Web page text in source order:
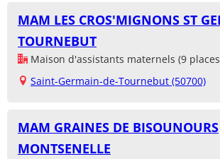
MAM LES CROS'MIGNONS ST
TOURNEBUT
Maison d'assistants maternels (9
Saint-Germain-de-Tournebut (50700)
MAM GRAINES DE BISOUNOURS
MONTSENELLE